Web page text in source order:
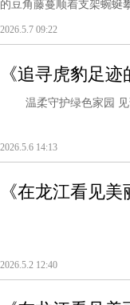
的豆角藤蔓顺着支架蜿蜒
2026.5.7 09:22
《追寻虎豹足迹
温柔守护绿色家园 见
2026.5.6 14:13
《在龙江看见
2026.5.2 12:40